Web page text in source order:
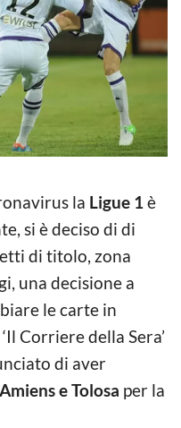
la Ligue 1è
si è deciso di di
di titolo, zona
una decisione a
le carte in
Corriere della Sera’
di aver
Amiens e Tolosa per la